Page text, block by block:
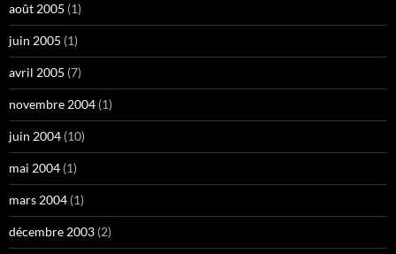
août 2005 (1)
juin 2005 (1)
avril 2005 (7)
novembre 2004 (1)
juin 2004 (10)
mai 2004 (1)
mars 2004 (1)
décembre 2003 (2)